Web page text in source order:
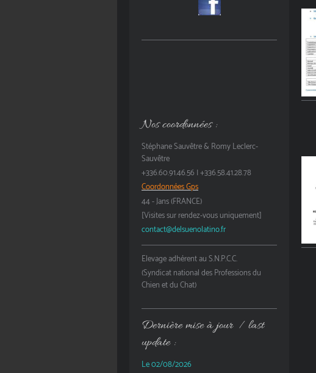
Nos coordonnées :
Stéphane Sauvêtre & Romy Leclerc-
Sauvêtre
+336.60.91.46.56 | +336.58.41.28.78
Coordonnées Gps
44 - Jans (FRANCE)
[Visites sur rendez-vous uniquement]
contact@delsuenolatino.fr
Elevage adhérent au S.N.P.C.C.
(Syndicat national des Professions du
Chien et du Chat)
Dernière mise à jour / last
update :
Le 02/08/2026